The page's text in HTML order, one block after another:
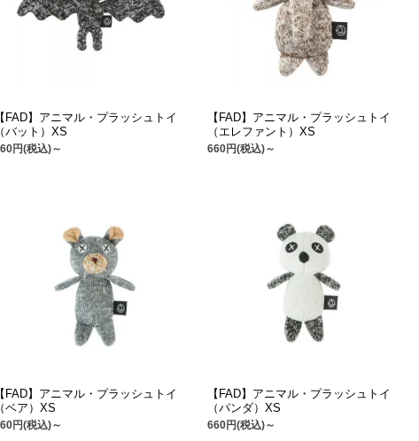
FAD】アニマル・プラッシュトイ
バット）XS
円(税込)～
【FAD】アニマル・プラッシュトイ
（エレファント）XS
660円(税込)～
FAD】アニマル・プラッシュトイ
ベア）XS
円(税込)～
【FAD】アニマル・プラッシュトイ
（パンダ）XS
660円(税込)～